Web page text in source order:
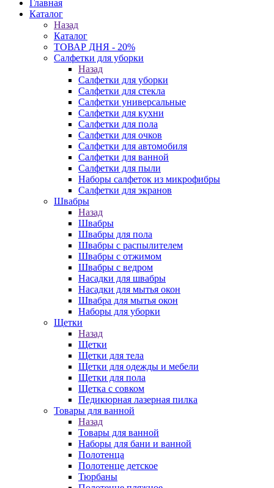
Главная
Каталог
Назад
Каталог
ТОВАР ДНЯ - 20%
Салфетки для уборки
Назад
Салфетки для уборки
Салфетки для стекла
Салфетки универсальные
Салфетки для кухни
Салфетки для пола
Салфетки для очков
Салфетки для автомобиля
Салфетки для ванной
Салфетки для пыли
Наборы салфеток из микрофибры
Салфетки для экранов
Швабры
Назад
Швабры
Швабры для пола
Швабры с распылителем
Швабры с отжимом
Швабры с ведром
Насадки для швабры
Насадки для мытья окон
Швабра для мытья окон
Наборы для уборки
Щетки
Назад
Щетки
Щетки для тела
Щетки для одежды и мебели
Щетки для пола
Щетка с совком
Педикюрная лазерная пилка
Товары для ванной
Назад
Товары для ванной
Наборы для бани и ванной
Полотенца
Полотенце детское
Тюрбаны